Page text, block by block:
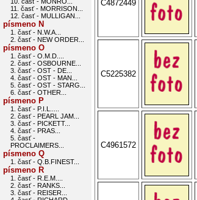
11. časť - MORRISON...
12. časť - MULLIGAN...
písmeno N
1. časť - N.W.A...
2. časť - NEW ORDER...
písmeno O
1. časť - O.M.D....
2. časť - OSBOURNE...
3. časť - OST - DE...
4. časť - OST - MAN...
5. časť - OST - STARG...
6. časť - OTHER...
písmeno P
1. časť - P.I.L.....
2. časť - PEARL JAM...
3. časť - PICKETT...
4. časť - PRAS...
5. časť -
PROCLAIMERS...
písmeno Q
1. časť - Q.B.FINEST...
písmeno R
1. časť - R.E.M....
2. časť - RANKS...
3. časť - REISER...
C4872449
C5225382
C4961572